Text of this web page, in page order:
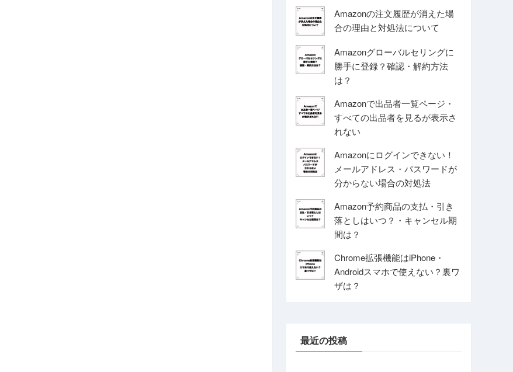
Amazonの注文履歴が消えた場
合の理由と対処法について
Amazonグローバルセリングに
勝手に登録？確認・解約方法
は？
Amazonで出品者一覧ページ・
すべての出品者を見るが表示さ
れない
Amazonにログインできない！
メールアドレス・パスワードが
分からない場合の対処法
Amazon予約商品の支払・引き
落としはいつ？・キャンセル期
間は？
Chrome拡張機能はiPhone・
Androidスマホで使えない？裏ワ
ザは？
最近の投稿